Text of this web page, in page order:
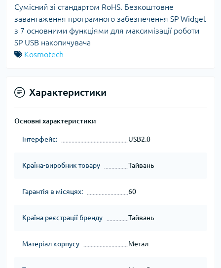
Сумісний зі стандартом RoHS. Безкоштовне
завантаження програмного забезпечення SP Widget
з 7 основними функціями для максимізації роботи
SP USB накопичувача
Kosmotech
Характеристики
Основні характеристики
Інтерфейс: USB2.0
Країна-виробник товару Тайвань
Гарантія в місяцях: 60
Країна реєстрації бренду Тайвань
Матеріал корпусу Метал